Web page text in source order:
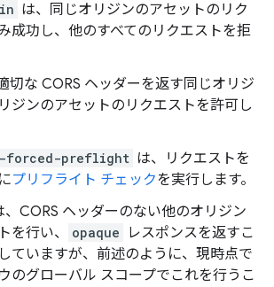
は、同じオリジンのアセットのリク
成功し、他のすべてのリクエストを拒
切な CORS ヘッダーを返す同じオリジ
ジンのアセットのリクエストを許可し
forced-preflight は、リクエストを
プリフライト チェックを実行します。
、CORS ヘッダーのない他のオリジン
を行い、
opaque
レスポンスを返すこ
ていますが、前述のように、現時点で
のグローバル スコープでこれを行うこ